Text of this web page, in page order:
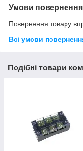
Умови повернення
Повернення товару
Всі умови
Подібні товари